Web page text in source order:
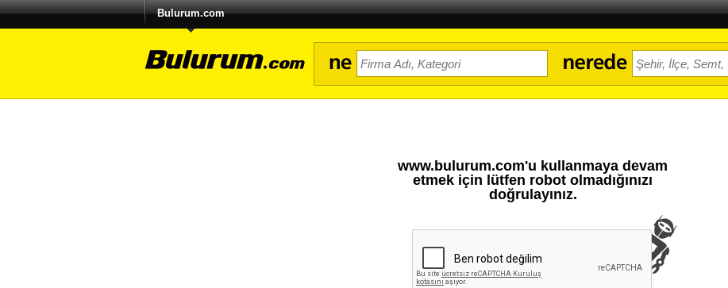
Bulurum.com
www.bulurum.com'u kullanmaya devam
etmek için lütfen robot olmadığınızı
doğrulayınız.